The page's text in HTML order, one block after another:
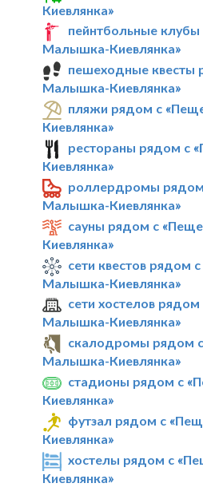
Киевлянка»
пейнтбольные
Малышка-Киевлянка»
пешеходные квесты
Малышка-Киевлянка»
пляжи рядом с
Киевлянка»
рестораны рядом с
Киевлянка»
роллердромы
Малышка-Киевлянка»
сауны рядом с
Киевлянка»
сети квестов рядом
Малышка-Киевлянка»
сети хостелов
Малышка-Киевлянка»
скалодромы рядом
Малышка-Киевлянка»
стадионы рядом с
Киевлянка»
футзал рядом с
Киевлянка»
хостелы рядом с
Киевлянка»